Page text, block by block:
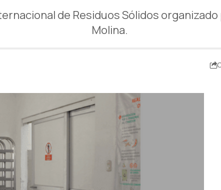
de Residuos Sólidos
Molina.